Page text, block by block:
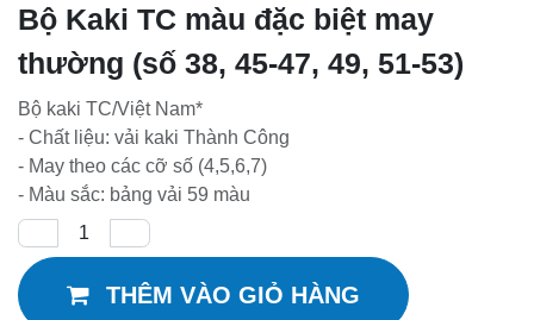
Bộ Kaki TC màu đặc biệt may
thường (số 38, 45-47, 49, 51-53)
Bộ kaki TC/Việt Nam*
- Chất liệu: vải kaki Thành Công
- May theo các cỡ số (4,5,6,7)
- Màu sắc: bảng vải 59 màu
THÊM VÀO GIỎ HÀNG